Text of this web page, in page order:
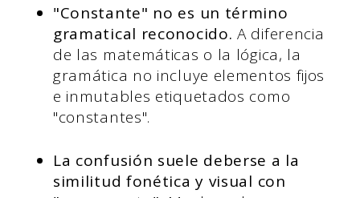
"Constante" no es un término
gramatical reconocido.A diferencia
de las matemáticas o la lógica, la
gramática no incluye elementos fijos
e inmutables etiquetados como
"constantes".
La confusión suele deberse a la
similitud fonética y visual con